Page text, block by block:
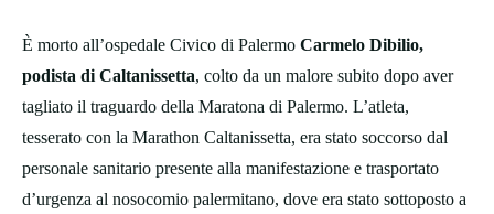
È morto all’ospedale Civico di Palermo Carmelo Dibilio,
podista di Caltanissetta, colto da un malore subito dopo aver
tagliato il traguardo della Maratona di Palermo. L’atleta,
tesserato con la Marathon Caltanissetta, era stato soccorso dal
personale sanitario presente alla manifestazione e trasportato
d’urgenza al nosocomio palermitano, dove era stato sottoposto a